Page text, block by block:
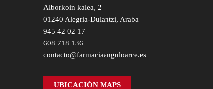
Alborkoin kalea, 2
01240 Alegria-Dulantzi, Araba
945 42 02 17
608 718 136
contacto@farmaciaanguloarce.es
UBICACIÓN MAPS